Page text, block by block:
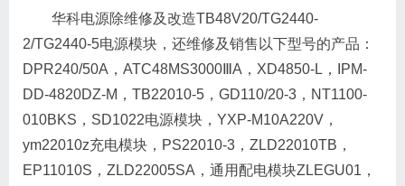
华科电源除维修及改造TB48V20/TG2440-
2/TG2440-5电源模块，还维修及销售以下型号的产品：
DPR240/50A，ATC48MS3000ⅢA，XD4850-L，IPM-
DD-4820DZ-M，TB22010-5，GD110/20-3，NT1100-
010BKS，SD1022电源模块，YXP-M10A220V，
ym22010z充电模块，PS22010-3，ZLD22010TB，
EP11010S，ZLD22005SA，通用配电模块ZLEGU01，